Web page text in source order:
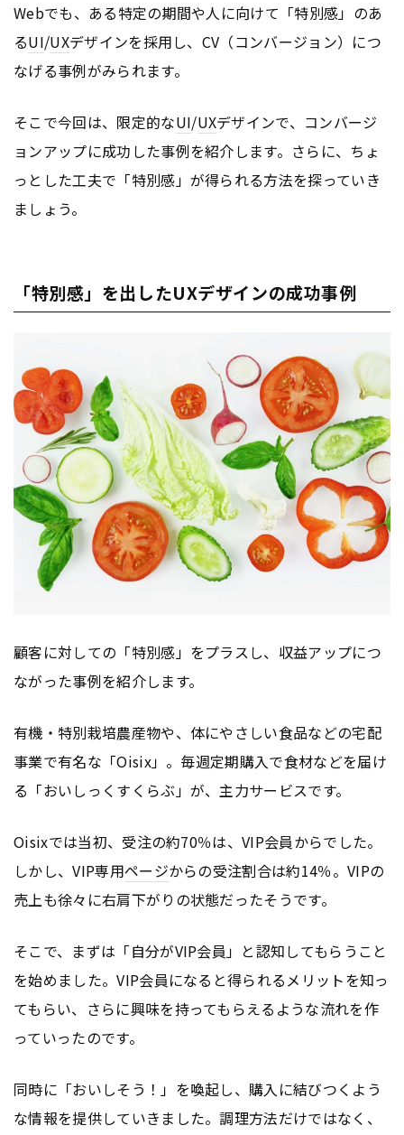
Webでも、ある特定の期間や人に向けて「特別感」のあ
るUI/UXデザインを採用し、CV（コンバージョン）につ
なげる事例がみられます。
そこで今回は、限定的なUI/UXデザインで、コンバージ
ョンアップに成功した事例を紹介します。さらに、ちょ
っとした工夫で「特別感」が得られる方法を探っていき
ましょう。
「特別感」を出したUXデザインの成功事例
顧客に対しての「特別感」をプラスし、収益アップにつ
ながった事例を紹介します。
有機・特別栽培農産物や、体にやさしい食品などの宅配
事業で有名な「Oisix」。毎週定期購入で食材などを届け
る「おいしっくすくらぶ」が、主力サービスです。
Oisixでは当初、受注の約70％は、VIP会員からでした。
しかし、VIP専用ページからの受注割合は約14％。VIPの
売上も徐々に右肩下がりの状態だったそうです。
そこで、まずは「自分がVIP会員」と認知してもらうこと
を始めました。VIP会員になると得られるメリットを知っ
てもらい、さらに興味を持ってもらえるような流れを作
っていったのです。
同時に「おいしそう！」を喚起し、購入に結びつくよう
な情報を提供していきました。調理方法だけではなく、